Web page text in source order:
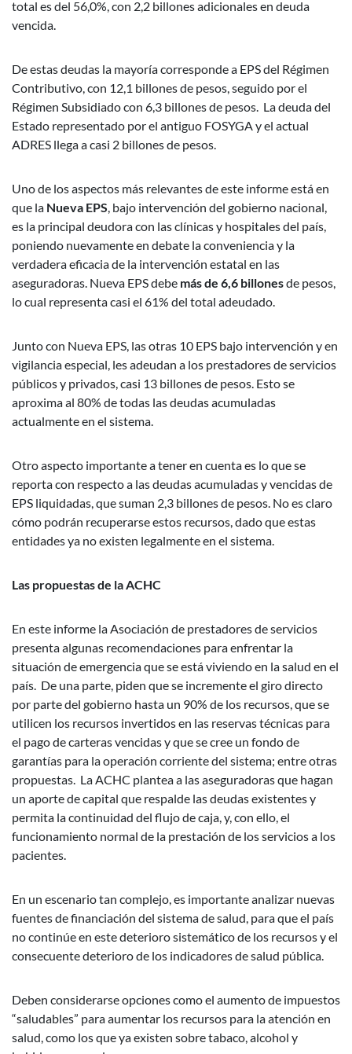
total es del 56,0%, con 2,2 billones adicionales en deuda
vencida.
De estas deudas la mayoría corresponde a EPS del Régimen
Contributivo, con 12,1 billones de pesos, seguido por el
Régimen Subsidiado con 6,3 billones de pesos. La deuda del
Estado representado por el antiguo FOSYGA y el actual
ADRES llega a casi 2 billones de pesos.
Uno de los aspectos más relevantes de este informe está en
que la Nueva EPS, bajo intervención del gobierno nacional,
es la principal deudora con las clínicas y hospitales del país,
poniendo nuevamente en debate la conveniencia y la
verdadera eficacia de la intervención estatal en las
aseguradoras. Nueva EPS debe más de 6,6 billonesde pesos,
lo cual representa casi el 61% del total adeudado.
Junto con Nueva EPS, las otras 10 EPS bajo intervención y en
vigilancia especial, les adeudan a los prestadores de servicios
públicos y privados, casi 13 billones de pesos. Esto se
aproxima al 80% de todas las deudas acumuladas
actualmente en el sistema.
Otro aspecto importante a tener en cuenta es lo que se
reporta con respecto a las deudas acumuladas y vencidas de
EPS liquidadas, que suman 2,3 billones de pesos. No es claro
cómo podrán recuperarse estos recursos, dado que estas
entidades ya no existen legalmente en el sistema.
Las propuestas de la ACHC
En este informe la Asociación de prestadores de servicios
presenta algunas recomendaciones para enfrentar la
situación de emergencia que se está viviendo en la salud en el
país. De una parte, piden que se incremente el giro directo
por parte del gobierno hasta un 90% de los recursos, que se
utilicen los recursos invertidos en las reservas técnicas para
el pago de carteras vencidas y que se cree un fondo de
garantías para la operación corriente del sistema; entre otras
propuestas. La ACHC plantea a las aseguradoras que hagan
un aporte de capital que respalde las deudas existentes y
permita la continuidad del flujo de caja, y, con ello, el
funcionamiento normal de la prestación de los servicios a los
pacientes.
En un escenario tan complejo, es importante analizar nuevas
fuentes de financiación del sistema de salud, para que el país
no continúe en este deterioro sistemático de los recursos y el
consecuente deterioro de los indicadores de salud pública.
Deben considerarse opciones como el aumento de impuestos
“saludables” para aumentar los recursos para la atención en
salud, como los que ya existen sobre tabaco, alcohol y